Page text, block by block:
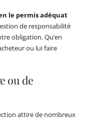
le permis adéquat
de responsabilité
obligation. Qu’en
ou lui faire
ou de
attire de nombreux